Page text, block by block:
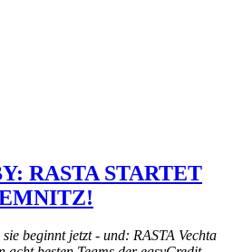
RASTA STARTET
beginnt jetzt - und: RASTA Vechta